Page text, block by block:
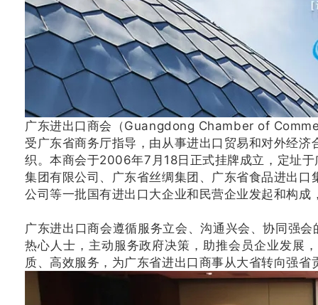
广东进出口商会（Guangdong Chamber of
受广东省商务厅指导，由从事进出口贸易和对外经
织。本商会于2006年7月18日正式挂牌成立，定址
集团有限公司、广东省丝绸集团、广东省食品进出
公司等一批国有进出口大企业和民营企业发起和构
广东进出口商会遵循服务立会、沟通兴会、协同强
热心人士，主动服务政府决策，助推会员企业发展
质、高效服务，为广东省进出口商事从大省转向强省